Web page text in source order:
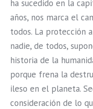
ha sucedido en la
años, nos marca el
todos. La protección
nadie, de todos,
historia de la
porque frena la
ileso en el planeta.
consideración de lo